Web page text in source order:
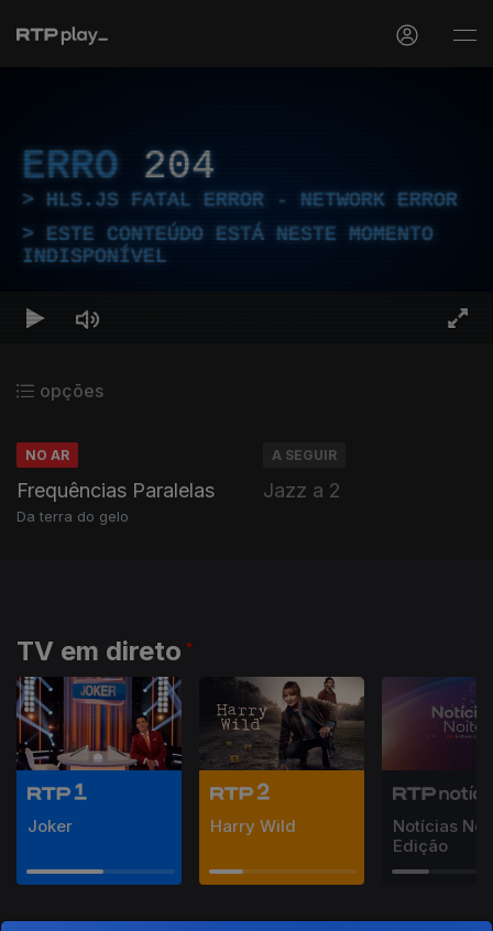
ERRO 204
HLS.JS FATAL ERROR - NETWORK ERROR
ESTE CONTEÚDO ESTÁ NESTE MOMENTO
INDISPONÍVEL
opções
NO AR
Frequências Paralelas
Da terra do gelo
A SEGUIR
Jazz a 2
TV em direto
Joker Harry Wild
Notícias
Edição